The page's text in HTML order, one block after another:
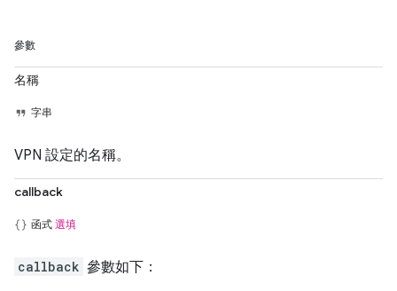
參數
名稱
字串
VPN 設定的名稱。
callback
函式 選填
callback 參數如下：